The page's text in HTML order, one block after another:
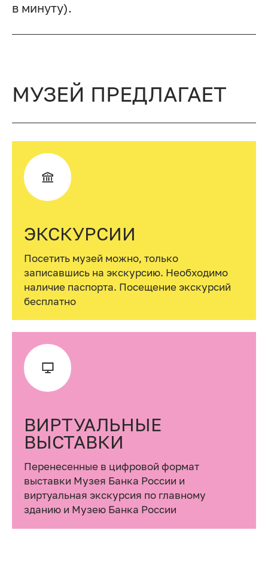
в минуту).
МУЗЕЙ ПРЕДЛАГАЕТ
ЭКСКУРСИИ
Посетить музей можно, только
записавшись на экскурсию. Необходимо
наличие паспорта. Посещение экскурсий
бесплатно
ВИРТУАЛЬНЫЕ
ВЫСТАВКИ
Перенесенные в цифровой формат
выставки Музея Банка России и
виртуальная экскурсия по главному
зданию и Музею Банка России